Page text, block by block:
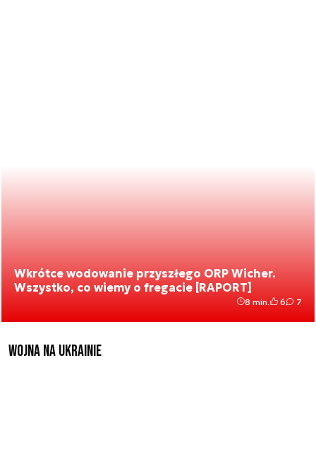
Wkrótce wodowanie przyszłego ORP Wicher.
Wszystko, co wiemy o fregacie [RAPORT]
8 min. 6 7
Wojna na Ukrainie